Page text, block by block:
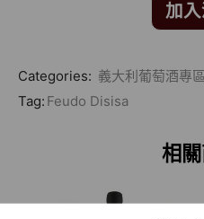
加
Categories: 義大利葡萄酒專區
Tag: Feudo Disisa
相